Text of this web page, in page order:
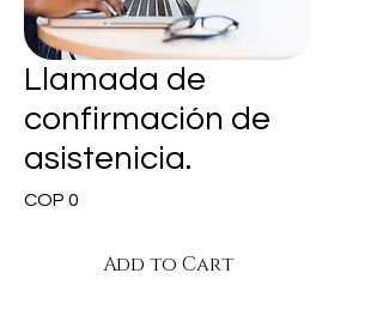
Llamada de
confirmación de
asistenicia.
COP 0
Add to Cart